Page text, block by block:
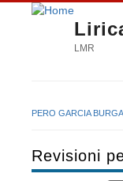
LMR
PERO GARCIA
Revisioni